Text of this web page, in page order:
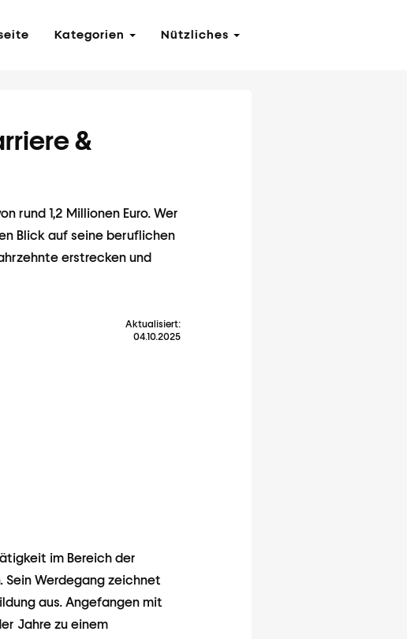
Kategorien Nützliches
&
rund 1,2 Millionen Euro. Wer
Blick auf seine beruflichen
erstrecken und
Aktualisiert:
04.10.2025
im Bereich der
Werdegang zeichnet
aus. Angefangen mit
Jahre zu einem